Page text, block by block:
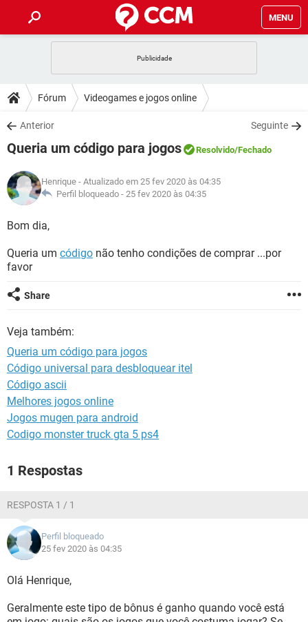
MENU
CELULAR FACEBOOK
OUTLOOK
INSTAGRAM GMAIL
GUIA DE COMPRAS
DICAS
JOGOS WHATSAPP
INSTAGRAM GMAIL
GUIA DE COMPRAS
DOWNLOADS
JOGOS WHATSAPP
CELULAR
OUTLOOK EXCEL
INSTAGRAM
FÓRUM
JOGOS WHATSAPP
CELULAR
OUTLOOK
INSTAGRAM GMAIL
GLOSSÁRIO
JOGOS
OUTLOOK
INSTAGRAM
Fórum Videogames e jogos online
Anterior Seguinte
Queria um código para jogos Resolvido/Fechado
Henrique - Atualizado em 25 fev 2020 às 04:35
Perfil bloqueado - 25 fev 2020 às 04:35
Bom dia,
Queria um código não tenho condições de comprar ...por
favor
Share
Veja também:
Queria um código para jogos
Código universal para desbloquear itel
Código ascii
Melhores jogos online
Jogos mugen para android
Codigo monster truck gta 5 ps4
1 Respostas
RESPOSTA 1 / 1
Perfil bloqueado
25 fev 2020 às 04:35
Olá Henrique,
Geralmente este tipo de bônus é ganho quando você está